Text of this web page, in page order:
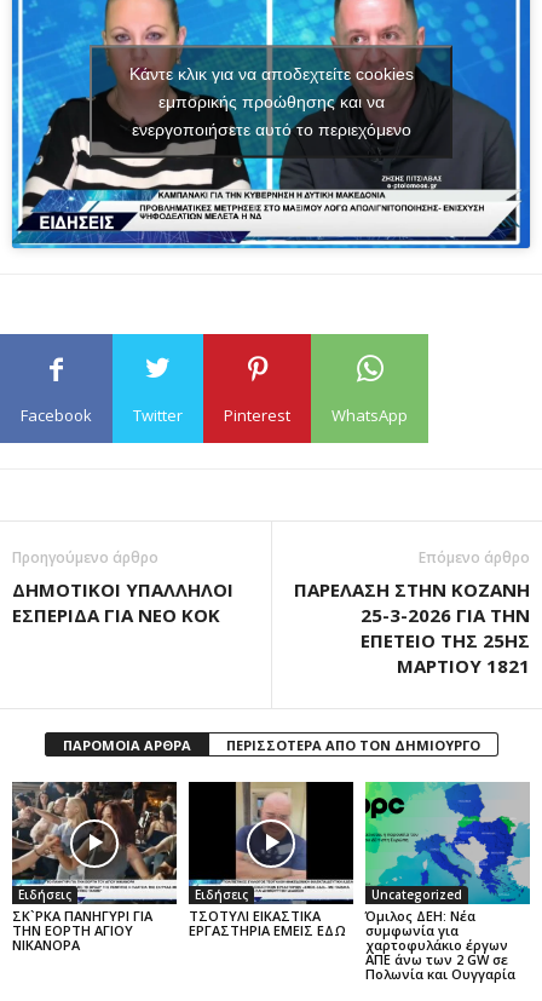
Κάντε κλικ για να αποδεχτείτε cookies
εμπορικής προώθησης και να
ενεργοποιήσετε αυτό το περιεχόμενο
Facebook Twitter Pinterest WhatsApp
Προηγούμενο άρθρο
ΔΗΜΟΤΙΚΟΙ ΥΠΑΛΛΗΛΟΙ
ΕΣΠΕΡΙΔΑ ΓΙΑ ΝΕΟ ΚΟΚ
Επόμενο άρθρο
ΠΑΡΕΛΑΣΗ ΣΤΗΝ ΚΟΖΑΝΗ
25-3-2026 ΓΙΑ ΤΗΝ
ΕΠΕΤΕΙΟ ΤΗΣ 25ΗΣ
ΜΑΡΤΙΟΥ 1821
ΠΑΡΟΜΟΙΑ ΑΡΘΡΑ ΠΕΡΙΣΣΟΤΕΡΑ ΑΠΟ ΤΟΝ ΔΗΜΙΟΥΡΓΟ
Ειδήσεις
ΣΚ`ΡΚΑ ΠΑΝΗΓΥΡΙ ΓΙΑ
ΤΗΝ ΕΟΡΤΗ ΑΓΙΟΥ
ΝΙΚΑΝΟΡΑ
Ειδήσεις
ΤΣΟΤΥΛΙ ΕΙΚΑΣΤΙΚΑ
ΕΡΓΑΣΤΗΡΙΑ ΕΜΕΙΣ ΕΔΩ
Uncategorized
Όμιλος ΔΕΗ: Νέα
συμφωνία για
χαρτοφυλάκιο έργων
ΑΠΕ άνω των 2 GW σε
Πολωνία και Ουγγαρία